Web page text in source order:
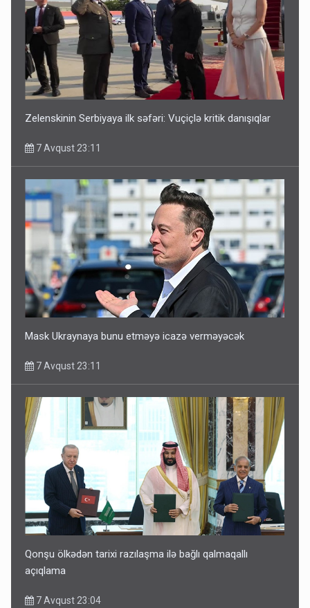
Zelenskinin Serbiyaya ilk səfəri: Vuçiçlə kritik danışıqlar
7 Avqust 23:11
Mask Ukraynaya bunu etməyə icazə verməyəcək
7 Avqust 23:11
Qonşu ölkədən tarixi razılaşma ilə bağlı qalmaqallı
açıqlama
7 Avqust 23:04